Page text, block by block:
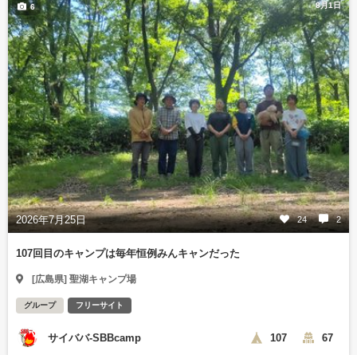
8月1日
2026年7月25日 24 2
6
107回目のキャンプは毎年恒例みんキャンだった
[広島県] 聖湖キャンプ場
グループ フリーサイト
サイババ-SBBcamp 107 67